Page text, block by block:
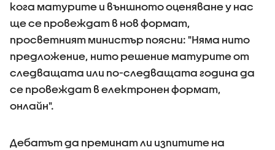
кога матурите и външното оценяване у нас
ще се провеждат в нов формат,
просветният министър поясни: "Няма нито
предложение, нито решение матурите от
следващата или по-следващата година да
се провеждат в електронен формат,
онлайн".
Дебатът да преминат ли изпитите на